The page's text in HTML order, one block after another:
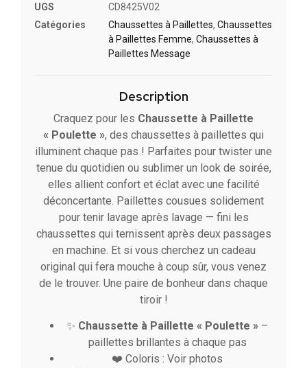
client
UGS
CD8425V02
Catégories
Chaussettes à Paillette​s, Chaussettes
à Paillettes Femme, Chaussettes à
Paillettes Message​
Description
Craquez pour les Chaussette à Paillette
« Poulette », des chaussettes à paillettes qui
illuminent chaque pas ! Parfaites pour twister une
tenue du quotidien ou sublimer un look de soirée,
elles allient confort et éclat avec une facilité
déconcertante. Paillettes cousues solidement
pour tenir lavage après lavage — fini les
chaussettes qui ternissent après deux passages
en machine. Et si vous cherchez un cadeau
original qui fera mouche à coup sûr, vous venez
de le trouver. Une paire de bonheur dans chaque
tiroir !
✨ Chaussette à Paillette « Poulette » –
paillettes brillantes à chaque pas
❤️ Coloris : Voir photos